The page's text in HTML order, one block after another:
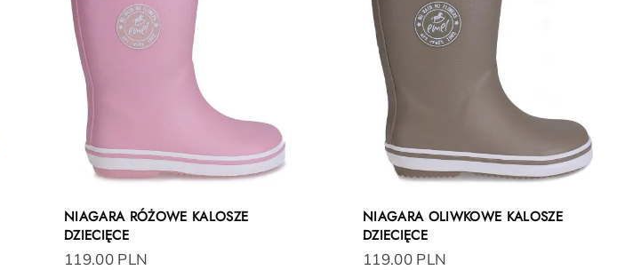
NIAGARA RÓŻOWE KALOSZE
DZIECIĘCE
119.00 PLN
NIAGARA OLIWKOWE KALOSZE
DZIECIĘCE
119.00 PLN